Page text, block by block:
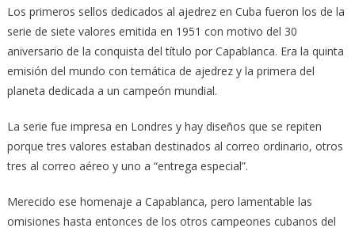
Los primeros sellos dedicados al ajedrez en Cuba fueron los de la
serie de siete valores emitida en 1951 con motivo del 30
aniversario de la conquista del título por Capablanca. Era la quinta
emisión del mundo con temática de ajedrez y la primera del
planeta dedicada a un campeón mundial.
La serie fue impresa en Londres y hay diseños que se repiten
porque tres valores estaban destinados al correo ordinario, otros
tres al correo aéreo y uno a “entrega especial”.
Merecido ese homenaje a Capablanca, pero lamentable las
omisiones hasta entonces de los otros campeones cubanos del